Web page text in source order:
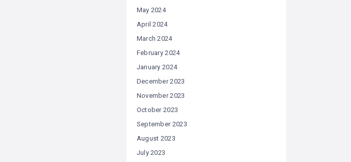
May 2024
April 2024
March 2024
February 2024
January 2024
December 2023
November 2023
October 2023
September 2023
August 2023
July 2023